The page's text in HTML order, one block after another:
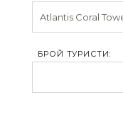
БРОЙ ТУРИСТИ: